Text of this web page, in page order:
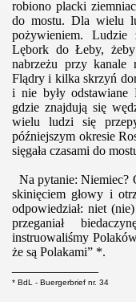
robiono placki
do mostu. Dla wielu
pożywieniem.
Lębork do Łeby,
nabrzeżu przy kanale
Flądry i kilka skrzyń
i nie były odstawiane
gdzie znajdują się
wielu ludzi się
późniejszym okresie
sięgała czasami do
Na pytanie: Niemiec?
skinięciem głowy i
odpowiedział: niet
przeganiał
instruowaliśmy
że są Polakami” *.
* BdL - Buergerbrief nr. 34